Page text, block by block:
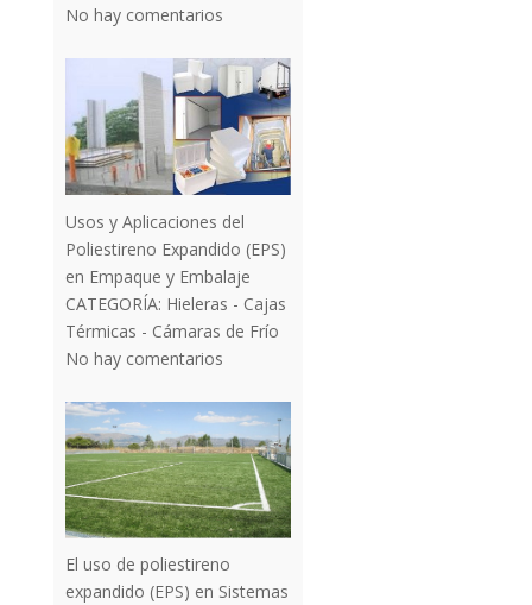
No hay comentarios
Usos y Aplicaciones del
Poliestireno Expandido (EPS)
en Empaque y Embalaje
CATEGORÍA: Hieleras - Cajas
Térmicas - Cámaras de Frío
No hay comentarios
El uso de poliestireno
expandido (EPS) en Sistemas